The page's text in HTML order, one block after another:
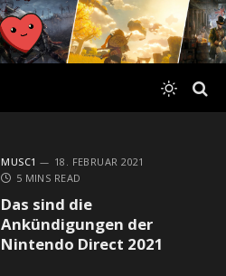
MUSC1
18. FEBRUAR 2021
5 MINS READ
Das sind die
Ankündigungen der
Nintendo Direct 2021